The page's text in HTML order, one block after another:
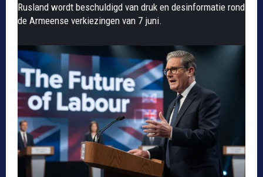
Rusland wordt beschuldigd van druk en desinformatie rond
de Armeense verkiezingen van 7 juni.